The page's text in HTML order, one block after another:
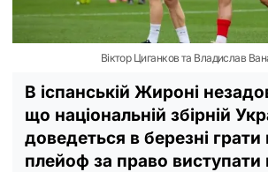
Віктор Циганков та Владислав
В іспанській Жироні
що національній збірній
доведеться в березні грати
плейоф за право виступати